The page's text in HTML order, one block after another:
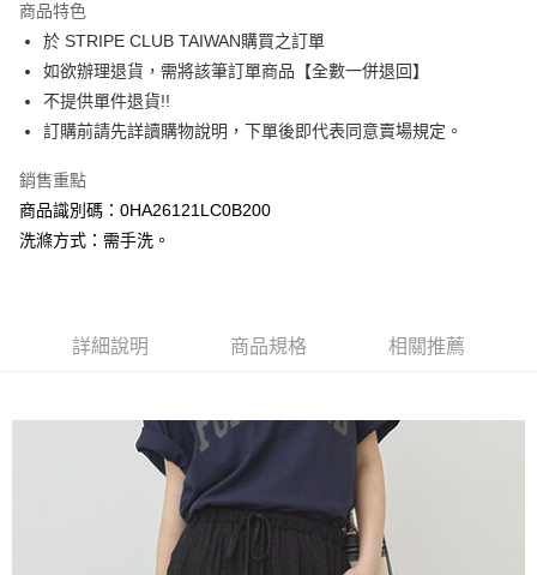
臺灣中小企業銀行
匯豐（台灣）商業銀行
華泰商業銀行
聯邦商業銀行
遠東國際商業銀行
元大商業銀行
玉山商業銀行
星展（台灣）商業銀行
台灣樂天信用卡公司
Apple Pay
街口支付
悠遊付
大哥付你分期
相關說明
【大哥付你分期使用說明】
成交易。
3.實際核准額度、可分期數及費用金額請依後續交易確認頁面所載為準。
法說明評估內容。
【繳款方式說明】
1.分期款項不併入電信帳單，「大哥付你分期」於每月結算日後寄送繳費提
2.透過簡訊連結打開帳單後，可選擇「超商條碼／台灣大直營門市／銀行轉
帳／街口支付／iPASS MONEY」等通路繳費。
AFTEE先享後付是「在收到商品之後才付款」的支付方式。 讓您購物簡單
３．安心：先確認商品／服務後，再付款。
【「AFTEE先享後付」結帳流程】
１．於結帳方式選擇「AFTEE先享後付」後，將跳轉至「AFTEE先享後付」
結帳頁面，進行簡訊認證並確認金額後，即可完成結帳。
２．訂單成立數日內，您將收到繳費通知簡訊。
３．收到繳費通知簡訊後14天內，點擊此簡訊中的連結，可透過四大超商／
ATM付款
每筆NT$60，滿NT$1,500(含以上)免運費
每筆NT$60，滿NT$1,500(含以上)免運費
商品特色
於 STRIPE CLUB TAIWAN購買之訂單
如欲辦理退貨，需將該筆訂單商品【全數一併退回】
不提供單件退貨!!
訂購前請先詳讀購物說明，下單後即代表同意賣場規定。
銷售重點
商品識別碼：0HA26121LC0B200
洗滌方式：需手洗。
詳細說明 商品規格 相關推薦